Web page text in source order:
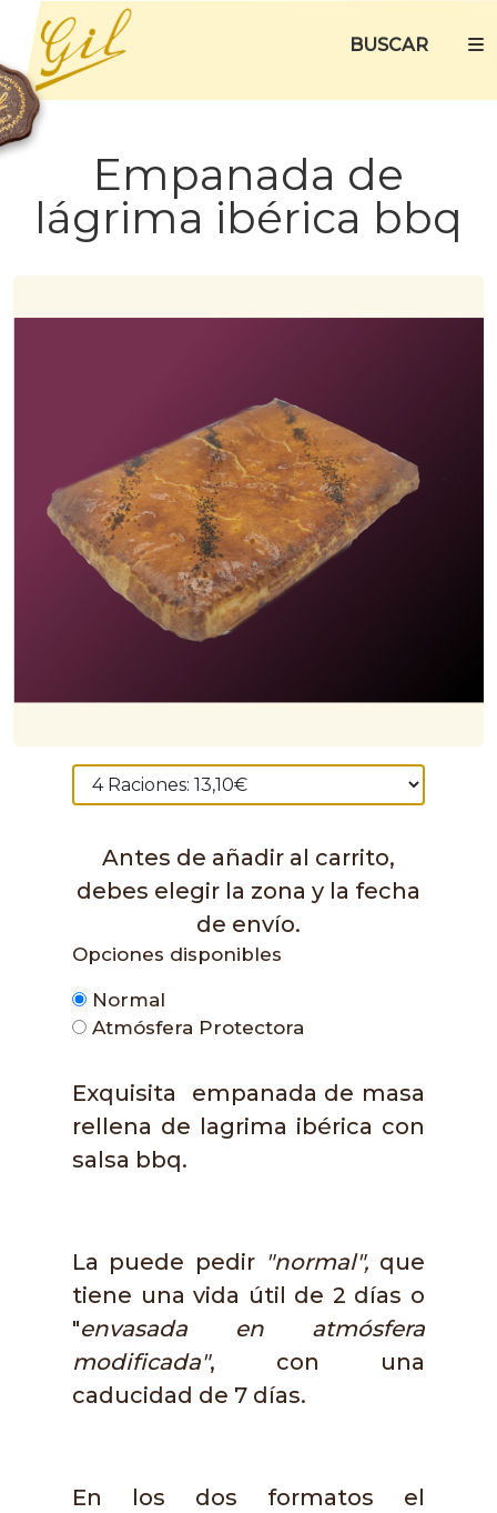
BUSCAR
Empanada de
lágrima ibérica bbq
Antes de añadir al carrito,
debes elegir la zona y la fecha
de envío.
Opciones disponibles
Normal
Atmósfera Protectora
Exquisita empanada de masa
rellena de lagrima ibérica con
salsa bbq.
La puede pedir "normal", que
tiene una vida útil de 2 días o
"envasada en atmósfera
modificada", con una
caducidad de 7 días.
En los dos formatos el